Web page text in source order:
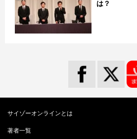
は？
サイゾーオンラインとは
著者一覧